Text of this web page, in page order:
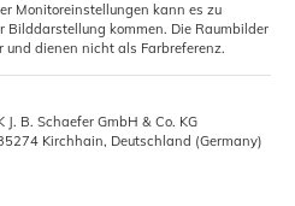
Monitoreinstellungen kann es zu
Bilddarstellung kommen. Die Raumbilder
dienen nicht als Farbreferenz.
J. B. Schaefer GmbH & Co. KG
Kirchhain, Deutschland (Germany)